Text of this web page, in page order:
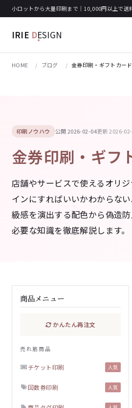
小ロットから大量印刷まで｜10,000円以上で送
IRIE DESIGN
HOME ブログ 金券印刷・ギフトカー
印刷ノウハウ 公開 2026-02-04更新 2026-
金券印刷・ギフ
店舗やサービスで使えるオリ
インにすればいいかわからな
級感を演出する配色から偽造
必要な知識を徹底解説します。
商品メニュー
かんたん再注文
売れ筋商品
チケット印刷 人気
回数券印刷 人気